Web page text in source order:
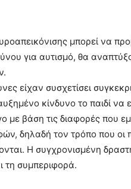
μπορεί να
για αυτισμό, θα
είχαν συσχετίσει
κίνδυνο το παιδί
με βάση τις διαφορές που
δηλαδή τον τρόπο που οι
Η συγχρονισμένη
τη συμπεριφορά.